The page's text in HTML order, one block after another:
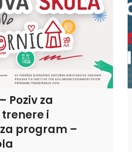
Poziv za
i
program –